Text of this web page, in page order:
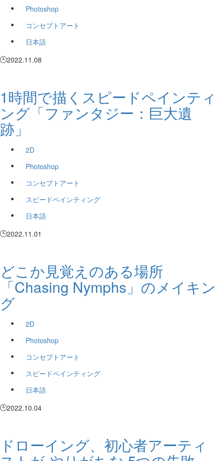
Photoshop
コンセプトアート
日本語
2022.11.08
1時間で描くスピードペインティ
ング「ファンタジー：巨大遺
跡」
2D
Photoshop
コンセプトアート
スピードペインティング
日本語
2022.11.01
どこか見覚えのある場所
「Chasing Nymphs」のメイキン
グ
2D
Photoshop
コンセプトアート
スピードペインティング
日本語
2022.10.04
ドローイング、初心者アーティ